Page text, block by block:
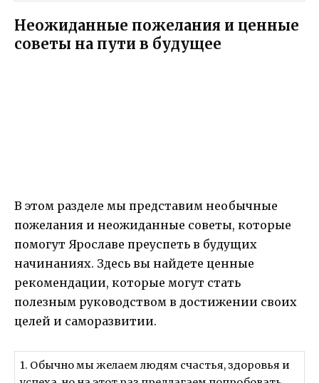
Неожиданные пожелания и ценные
советы на пути в будущее
В этом разделе мы представим необычные
пожелания и неожиданные советы, которые
помогут Ярославе преуспеть в будущих
начинаниях. Здесь вы найдете ценные
рекомендации, которые могут стать
полезным руководством в достижении своих
целей и саморазвитии.
1. Обычно мы желаем людям счастья, здоровья и